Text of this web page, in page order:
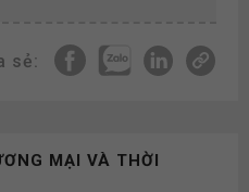
sẻ:
MẠI VÀ THỜI